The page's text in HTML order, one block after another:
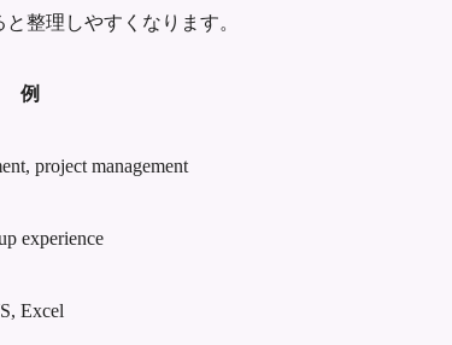
整理しやすくなります。
例
project management
experience
Excel